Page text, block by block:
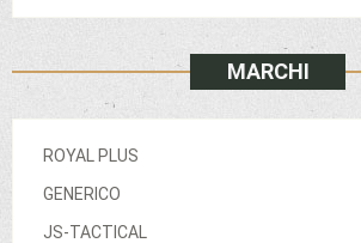
MARCHI
ROYAL PLUS
GENERICO
JS-TACTICAL